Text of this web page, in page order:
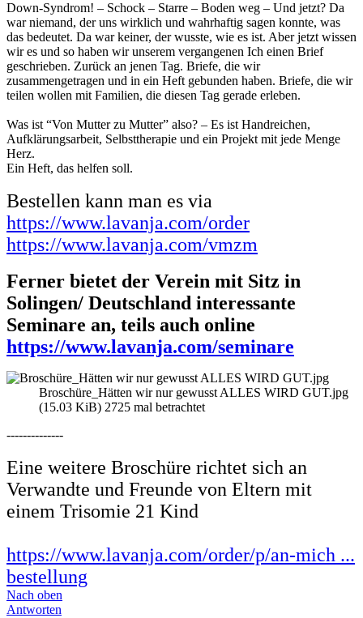
Down-Syndrom! – Schock – Starre – Boden weg – Und jetzt? Da
war niemand, der uns wirklich und wahrhaftig sagen konnte, was
das bedeutet. Da war keiner, der wusste, wie es ist. Aber jetzt wissen
wir es und so haben wir unserem vergangenen Ich einen Brief
geschrieben. Zurück an jenen Tag. Briefe, die wir
zusammengetragen und in ein Heft gebunden haben. Briefe, die wir
teilen wollen mit Familien, die diesen Tag gerade erleben.
Was ist “Von Mutter zu Mutter” also? – Es ist Handreichen,
Aufklärungsarbeit, Selbsttherapie und ein Projekt mit jede Menge
Herz.
Ein Heft, das helfen soll.
Bestellen kann man es via
https://www.lavanja.com/order
https://www.lavanja.com/vmzm
Ferner bietet der Verein mit Sitz in
Solingen/ Deutschland interessante
Seminare an, teils auch online
https://www.lavanja.com/seminare
Broschüre_Hätten wir nur gewusst ALLES WIRD GUT.jpg
(15.03 KiB) 2725 mal betrachtet
--------------
Eine weitere Broschüre richtet sich an
Verwandte und Freunde von Eltern mit
einem Trisomie 21 Kind
https://www.lavanja.com/order/p/an-mich ...
bestellung
Nach oben
Antworten